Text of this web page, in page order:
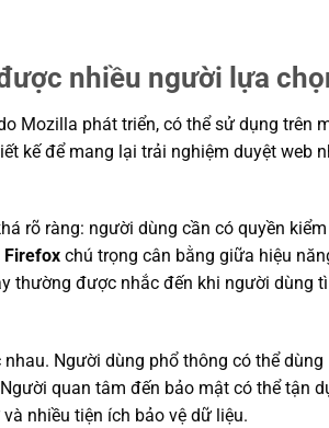
nhiều người lựa
Mozilla phát triển, có thể sử dụng trên
kế để mang lại trải nghiệm duyệt web
rõ ràng: người dùng cần có quyền
Firefoxchú trọng cân bằng giữa hiệu
thường được nhắc đến khi người dùng
Người dùng phổ thông có thể
quan tâm đến bảo mật có thể tận
nhiều tiện ích bảo vệ dữ liệu.